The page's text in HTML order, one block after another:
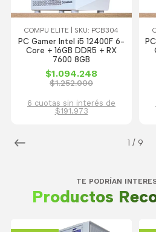
1 / 9
COMPU ELITE | SKU: PCB304
PC Gamer Intel i5 12400F 6-
Core + 16GB DDR5 + RX
7600 8GB
$1.094.248
$1.252.000
6 cuotas sin interés de
$191.973
TE PODRÍAN
Productos